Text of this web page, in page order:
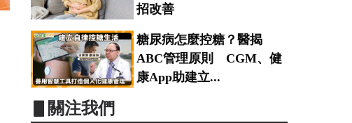
招改善
糖尿病怎麼控糖？醫揭
ABC管理原則 CGM、健
康App助建立...
▋關注我們